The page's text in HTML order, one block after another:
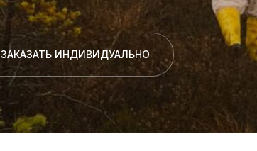
ЗАКАЗАТЬ ИНДИВИДУАЛЬНО